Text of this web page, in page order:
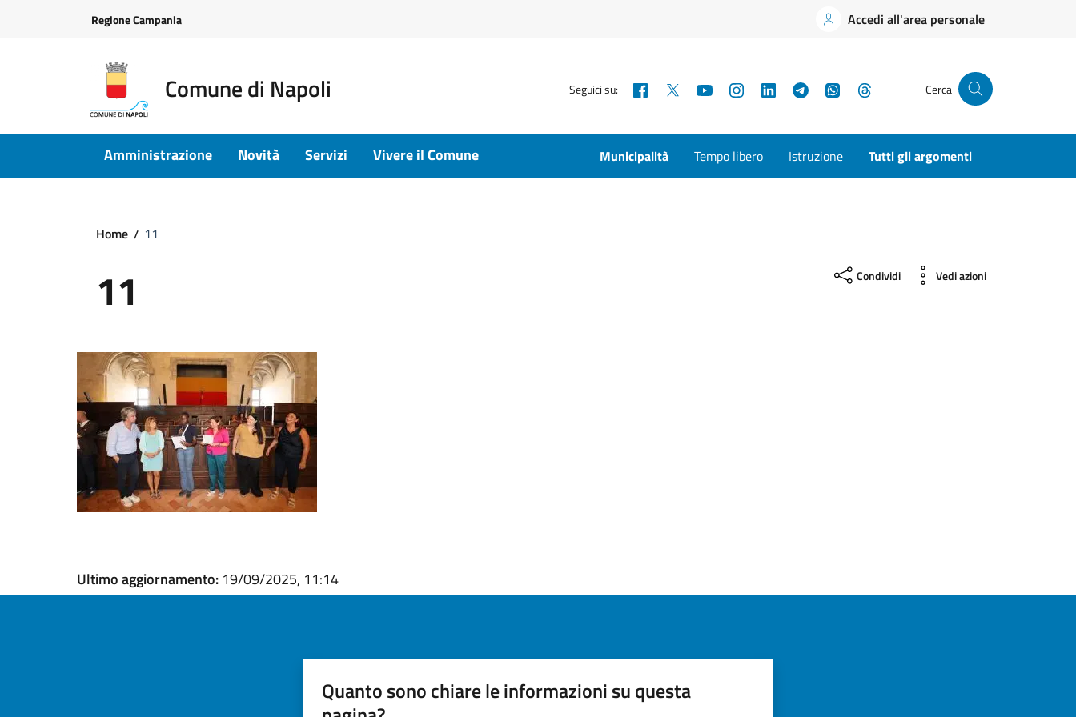
Regione Campania Accedi all'area personale
Comune di Napoli Seguici su: Facebook YouTubeInstagramLinkedInTelegramWhatsApp Cerca
Amministrazione Novità Servizi Vivere il Comune Municipalità Tempo libero Istruzione Tutti gli argomenti
Home 11
11 Condividi Vedi azioni
Ultimo aggiornamento: 19/09/2025, 11:14
Quanto sono chiare le informazioni su questa